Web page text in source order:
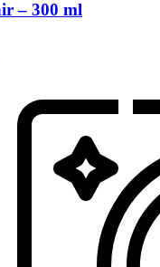
– 300 ml